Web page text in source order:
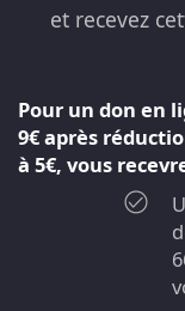
et recevez
Pour un don en
9€ après
à 5€, vous